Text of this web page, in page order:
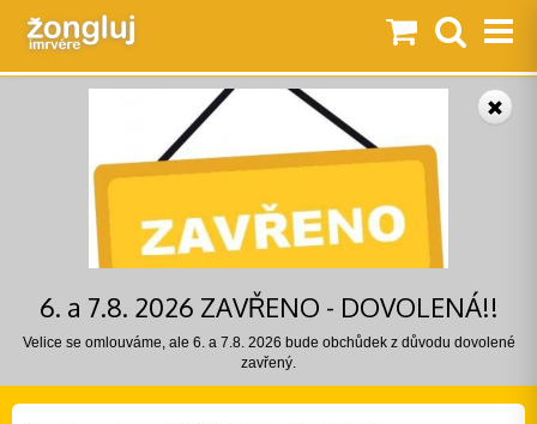
6. a 7.8. 2026 ZAVŘENO - DOVOLENÁ!!
Velice se omlouváme, ale 6. a 7.8. 2026 bude obchůdek z důvodu dovolené
zavřený.